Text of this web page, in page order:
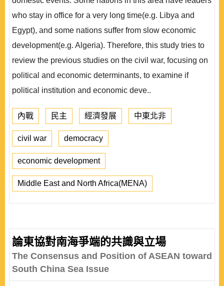
who stay in office for a very long time(e.g. Libya and
Egypt), and some nations suffer from slow economic
development(e.g. Algeria). Therefore, this study tries to
review the previous studies on the civil war, focusing on
political and economic determinants, to examine if
political institution and economic deve..
內戰 民主 經濟發展 中東北非
civil war democracy
economic development
Middle East and North Africa(MENA)
論東協對南海爭端的共識與立場
The Consensus and Position of ASEAN toward
South China Sea Issue